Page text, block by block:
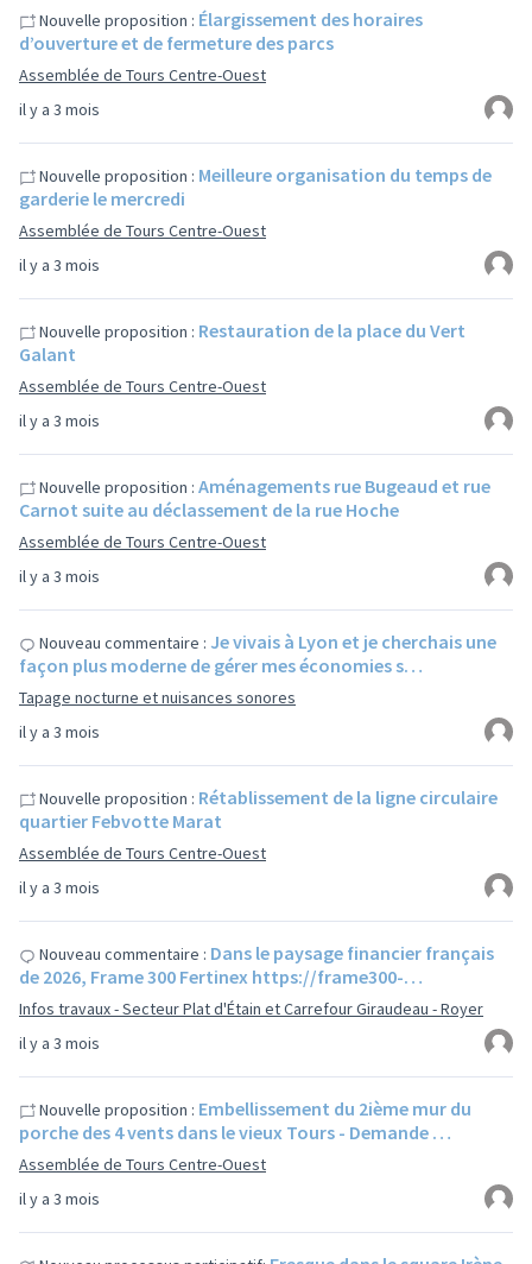
il y a 3 mois
Nouvelle proposition : Élargissement des horaires
d’ouverture et de fermeture des parcs
Assemblée de Tours Centre-Ouest
il y a 3 mois
Nouvelle proposition : Meilleure organisation du temps de
garderie le mercredi
Assemblée de Tours Centre-Ouest
il y a 3 mois
Nouvelle proposition : Restauration de la place du Vert
Galant
Assemblée de Tours Centre-Ouest
il y a 3 mois
Nouvelle proposition : Aménagements rue Bugeaud et rue
Carnot suite au déclassement de la rue Hoche
Assemblée de Tours Centre-Ouest
il y a 3 mois
Nouveau commentaire : Je vivais à Lyon et je cherchais une
façon plus moderne de gérer mes économies s…
Tapage nocturne et nuisances sonores
il y a 3 mois
Nouvelle proposition : Rétablissement de la ligne circulaire
quartier Febvotte Marat
Assemblée de Tours Centre-Ouest
il y a 3 mois
Nouveau commentaire : Dans le paysage financier français
de 2026, Frame 300 Fertinex https://frame300-…
Infos travaux - Secteur Plat d'Étain et Carrefour Giraudeau - Royer
il y a 3 mois
Nouvelle proposition : Embellissement du 2ième mur du
porche des 4 vents dans le vieux Tours - Demande …
Assemblée de Tours Centre-Ouest